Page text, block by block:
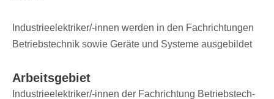
Indus­trie­elek­tri­ker/-innen werden in den Fach­rich­tun­gen
Betriebs­tech­nik sowie Geräte und Systeme ausgebildet
Arbeits­ge­biet
Indus­trie­elek­tri­ker/-innen der Fach­rich­tung Betriebs­tech­